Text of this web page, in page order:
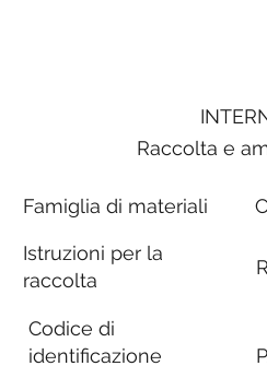
Raccolta e
Famiglia di materiali
Istruzioni per la
raccolta
Codice di
identificazione